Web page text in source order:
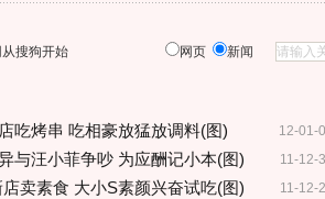
搜狗开始 网页 新闻
12-01-
吃烤串 吃相豪放猛放调料(图)
11-12-
与汪小菲争吵 为应酬记小本(图)
11-12-
卖素食 大小S素颜兴奋试吃(图)